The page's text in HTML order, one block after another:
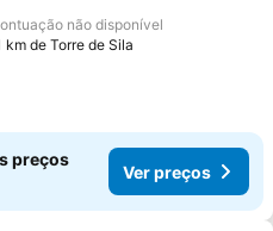
não disponível
km de Torre de Sila
preços
Ver preços